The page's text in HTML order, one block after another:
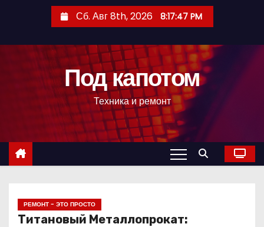
с
Сб. Авг 8th, 2026 8:17:48 PM
Под капотом
Техника и ремонт
РЕМОНТ - ЭТО ПРОСТО
Титановый Металлопрокат: